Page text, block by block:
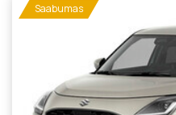
Saabumas